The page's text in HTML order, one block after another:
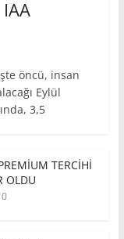
öncü, insan
Eylül
3,5
TERCİHİ
OLDU
0